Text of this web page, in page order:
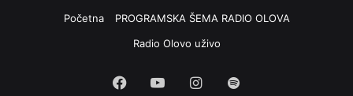
Početna
PROGRAMSKA ŠEMA RADIO OLOVA
Radio Olovo uživo
Facebook
YouTubeInstagram
Spotify